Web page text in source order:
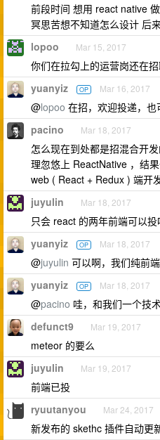
前段时间 想用 react native
冥思苦想不知道怎么设计 后
lopoo Mar 15, 2017
你们在拉勾上的运营岗还在招
yuanyiz OP Mar 16, 2017
@lopoo 在招，欢迎投递，
pacino Mar 18, 2017
怎么现在到处都是招混合开
理忽悠上 ReactNative ，结
web ( React + Redux ) 端开
juyulin Mar 18, 2017
只会 react 的两年前端可以投
yuanyiz OP Mar 18, 2017
@juyulin 可以啊，我们纯前
yuanyiz OP Mar 18, 2017
@pacino 哇，和我们一个技
defunct9 Mar 19, 2017
meteor 的要么
juyulin Mar 19, 2017
前端已投
ryuutanyou Mar 24, 2017
新发布的 skethc 插件自动更